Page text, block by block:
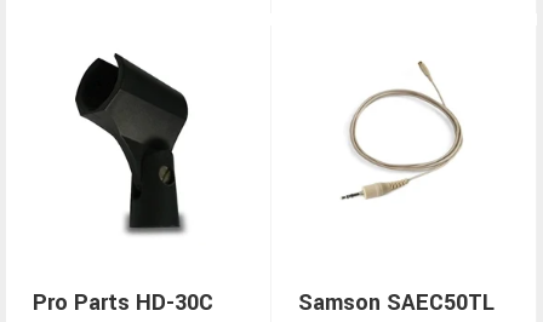
Pro Parts HD-30C Samson SAEC50TL